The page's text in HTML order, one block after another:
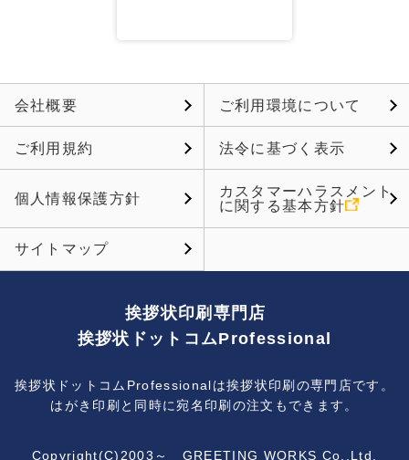
会社概要 ご利用環境について
ご利用規約 法令に基づく表示
個人情報保護方針
カスタマーハラスメント
に関する基本方針
サイトマップ
挨拶状印刷専門店
挨拶状ドットコムProfessional
挨拶状ドットコムProfessionalは挨拶状印刷の専門店です。
はがき印刷と同時に宛名印刷の注文もできます。
Copyright(C)2003～ GREETING WORKS Co.,Ltd.